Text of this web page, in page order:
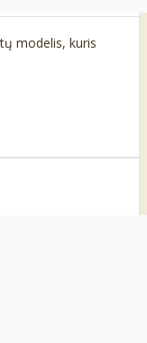
modelis, kuris